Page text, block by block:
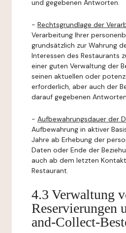
und gegebenen Antworten.
- Rechtsgrundlage der
Verarbeitung Ihrer
grundsätzlich zur Wahrung
Interessen des Restaurants
einer guten Verwaltung der
seinen aktuellen oder
erforderlich, aber auch der
darauf gegebenen
- Aufbewahrungsdauer der
Aufbewahrung in aktiver
Jahre ab Erhebung der
Daten oder Ende der
auch ab dem letzten
Restaurant.
4.3 Verwaltung
Reservierungen
and-Collect-